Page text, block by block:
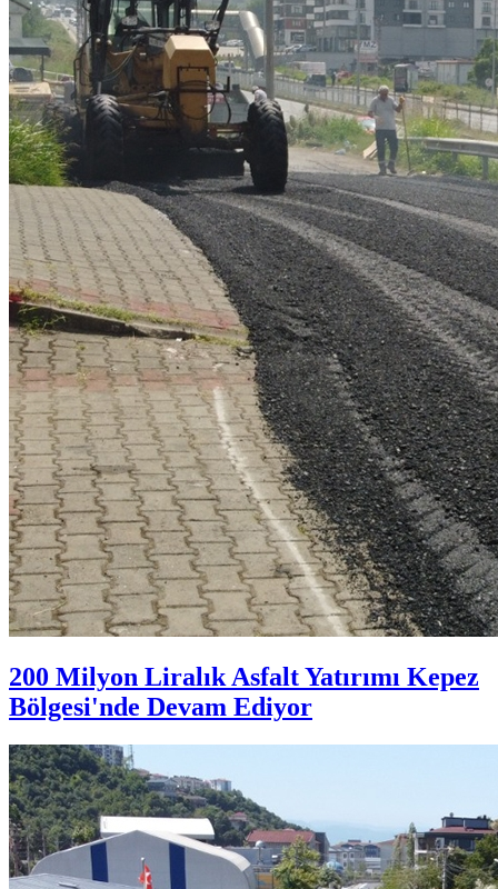
200 Milyon Liralık Asfalt Yatırımı Kepez
Bölgesi'nde Devam Ediyor